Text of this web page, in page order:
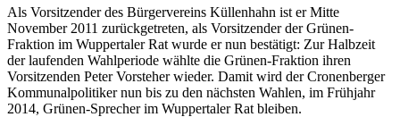
Als Vorsitzender des Bürgervereins Küllenhahn ist er Mitte
November 2011 zurückgetreten, als Vorsitzender der Grünen-
Fraktion im Wuppertaler Rat wurde er nun bestätigt: Zur Halbzeit
der laufenden Wahlperiode wählte die Grünen-Fraktion ihren
Vorsitzenden Peter Vorsteher wieder. Damit wird der Cronenberger
Kommunalpolitiker nun bis zu den nächsten Wahlen, im Frühjahr
2014, Grünen-Sprecher im Wuppertaler Rat bleiben.